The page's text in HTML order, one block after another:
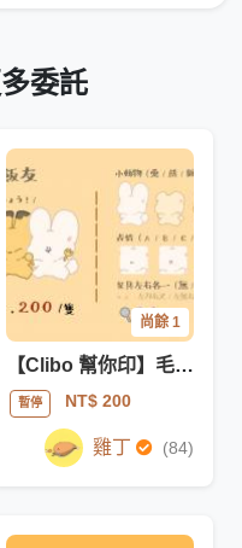
委託
尚餘 1
【Clibo 幫你印】毛茸茸飯友｜模板委託
暫停 NT$ 200
雞丁 (84)